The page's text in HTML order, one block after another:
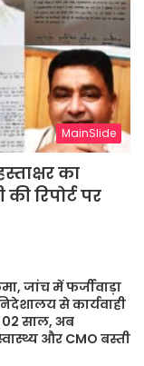
MainSlide
का
रिपोर्ट पर
जांच में फर्जीवाड़ा
से कार्यवाही
02 साल, अब
और CMO बस्ती